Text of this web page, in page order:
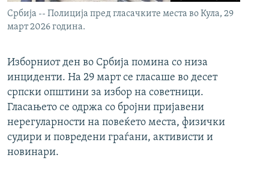
Србија -- Полиција пред гласачките места во Кула, 29
март 2026 година.
Изборниот ден во Србија помина со низа
инциденти. На 29 март се гласаше во десет
српски општини за избор на советници.
Гласањето се одржа со бројни пријавени
нерегуларности на повеќето места, физички
судири и повредени граѓани, активисти и
новинари.